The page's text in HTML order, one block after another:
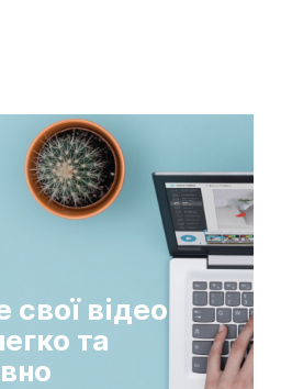
свої відео
та